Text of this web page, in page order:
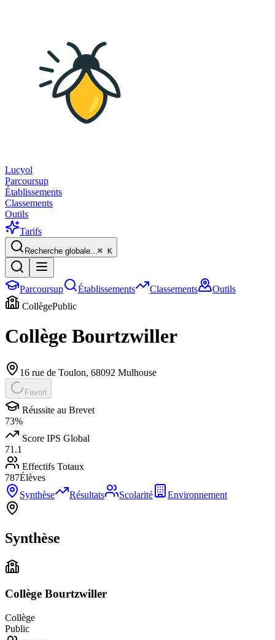
Lucyol
Parcoursup
Établissements
Classements
Outils
Tarifs
Recherche globale...⌘ K
Parcoursup Établissements Classements
Outils
CollègePublic
Collège Bourtzwiller
16 rue de Toulon, 68092 Mulhouse
Favori
Réussite au Brevet
73%
Score IPS Global
71.1
Effectifs Totaux
787Élèves
Synthèse
Résultats Scolarité Environnement
Synthèse
Collège Bourtzwiller
Collège
Public